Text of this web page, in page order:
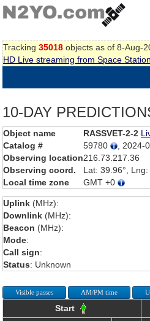
Tracking 35018 objects as of 8-Aug-
HD Live streaming from Space Station
10-DAY
Object name RASSVET-2-2
Catalog #
59780
, 2024-
Observing location216.73.217.36
Observing coord.
Lat: 39.96°, Lng:
Local time zone
GMT +0
Uplink (MHz):
Downlink (MHz):
Beacon (MHz):
Mode:
Call sign:
Status: Unknown
Visible passes AM/PM time
Start